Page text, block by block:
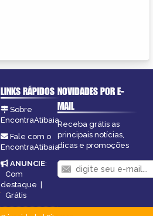
LINKS RÁPIDOS
Sobre
EncontraAtibaia
Fale com o
EncontraAtibaia
ANUNCIE:
Com
destaque |
Grátis
NOVIDADES POR E-
MAIL
Receba grátis as
principais notícias,
dicas e promoções